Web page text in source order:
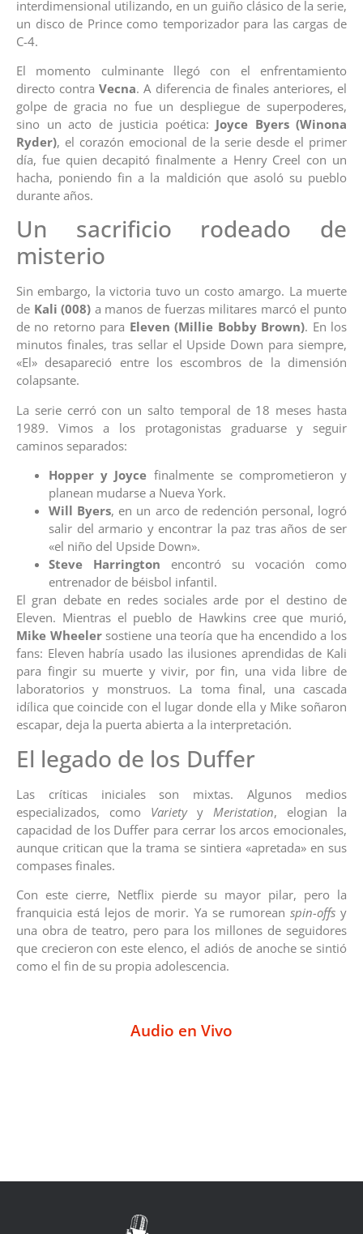
interdimensional utilizando, en un guiño clásico de la serie,
un disco de Prince como temporizador para las cargas de
C-4.
El momento culminante llegó con el enfrentamiento
directo contraVecna. A diferencia de finales anteriores, el
golpe de gracia no fue un despliegue de superpoderes,
sino un acto de justicia poética: Joyce Byers (Winona
Ryder), el corazón emocional de la serie desde el primer
día, fue quien decapitó finalmente a Henry Creel con un
hacha, poniendo fin a la maldición que asoló su pueblo
durante años.
Un sacrificio rodeado de
misterio
Sin embargo, la victoria tuvo un costo amargo. La muerte
de Kali (008) a manos de fuerzas militares marcó el punto
de no retorno para Eleven (Millie Bobby Brown). En los
minutos finales, tras sellar el Upside Down para siempre,
«El» desapareció entre los escombros de la dimensión
colapsante.
La serie cerró con un salto temporal de 18 meses hasta
1989. Vimos a los protagonistas graduarse y seguir
caminos separados:
Hopper y Joyce finalmente se comprometieron y
planean mudarse a Nueva York.
Will Byers, en un arco de redención personal, logró
salir del armario y encontrar la paz tras años de ser
«el niño del Upside Down».
Steve Harrington encontró su vocación como
entrenador de béisbol infantil.
El gran debate en redes sociales arde por el destino de
Eleven. Mientras el pueblo de Hawkins cree que murió,
Mike Wheelersostiene una teoría que ha encendido a los
fans: Eleven habría usado las ilusiones aprendidas de Kali
para fingir su muerte y vivir, por fin, una vida libre de
laboratorios y monstruos. La toma final, una cascada
idílica que coincide con el lugar donde ella y Mike soñaron
escapar, deja la puerta abierta a la interpretación.
El legado de los Duffer
Las críticas iniciales son mixtas. Algunos medios
especializados, como Varietyy Meristation, elogian la
capacidad de los Duffer para cerrar los arcos emocionales,
aunque critican que la trama se sintiera «apretada» en sus
compases finales.
Con este cierre, Netflix pierde su mayor pilar, pero la
franquicia está lejos de morir. Ya se rumorean spin-offsy
una obra de teatro, pero para los millones de seguidores
que crecieron con este elenco, el adiós de anoche se sintió
como el fin de su propia adolescencia.
Audio en Vivo